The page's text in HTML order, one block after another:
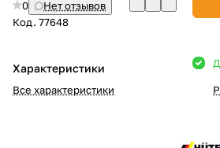
0
Нет отзывов
Код. 77648
Характеристики
Все характеристики
в корзину